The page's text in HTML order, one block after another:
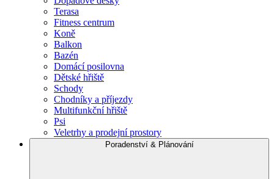
Terasa
Fitness centrum
Koně
Balkon
Bazén
Domácí posilovna
Dětské hřiště
Schody
Chodníky a příjezdy
Multifunkční hřiště
Psi
Veletrhy a prodejní prostory
Poradenství & Plánování